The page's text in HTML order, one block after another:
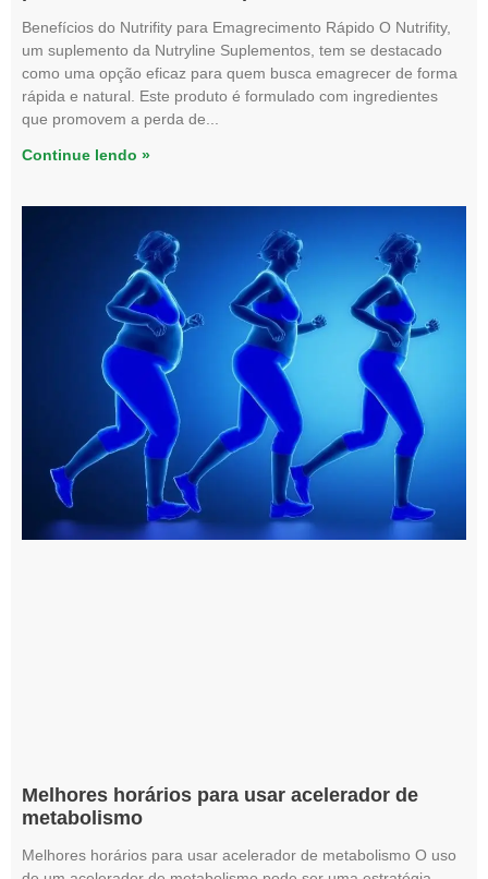
Benefícios do Nutrifity para Emagrecimento Rápido O Nutrifity,
um suplemento da Nutryline Suplementos, tem se destacado
como uma opção eficaz para quem busca emagrecer de forma
rápida e natural. Este produto é formulado com ingredientes
que promovem a perda de
Continue lendo »
Melhores horários para usar acelerador de
metabolismo
Melhores horários para usar acelerador de metabolismo O uso